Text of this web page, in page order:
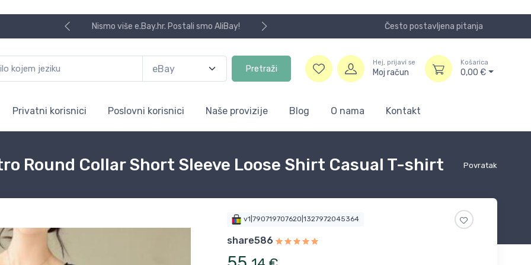
Nismo više e.Bay.hr. Postali smo AliBay! Često postavljena pitanja
Pretraži
Hej, prijavi se
Moj račun
Košarica
0,00 €
Privatni korisnici Poslovni korisnici Naše provizije Blog O nama Kontakt
Povratak
Round Collar Short Sleeve Loose Shirt Casual T-shirt
v1|790719707620|1327972045364
share586